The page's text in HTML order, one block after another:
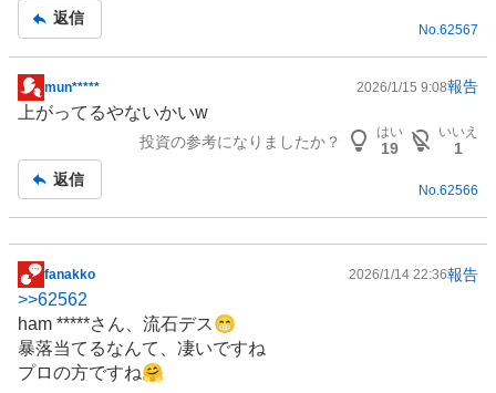
返信
No. 62567
掲
示
事
mun***** 2026/1/15 9:08報告
上がってるやないかいw
投資の参考になりましたか？
はい
19
いいえ
1
返信
No.62566
掲
示
板
記
事
fanakko 2026/1/14 22:36報告
>>62562
ham *****さん、流石デス😁
暴落当てるなんて、凄いですね
プロの方ですね🤗